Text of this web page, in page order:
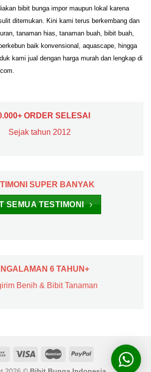
bibit bunga impor maupun lokal karena
ditemukan. Kini kami terus berkembang dan
tanaman hias, tanaman buah, bibit buah,
baik konvensional, aquascape, hingga
kami jual dengan harga murah dan lengkap di
ORDER SELESAI
Sejak tahun 2012
SUPER BANYAK
SEMUA TESTIMONI
6 TAHUN+
Benih & Bibit Tanaman